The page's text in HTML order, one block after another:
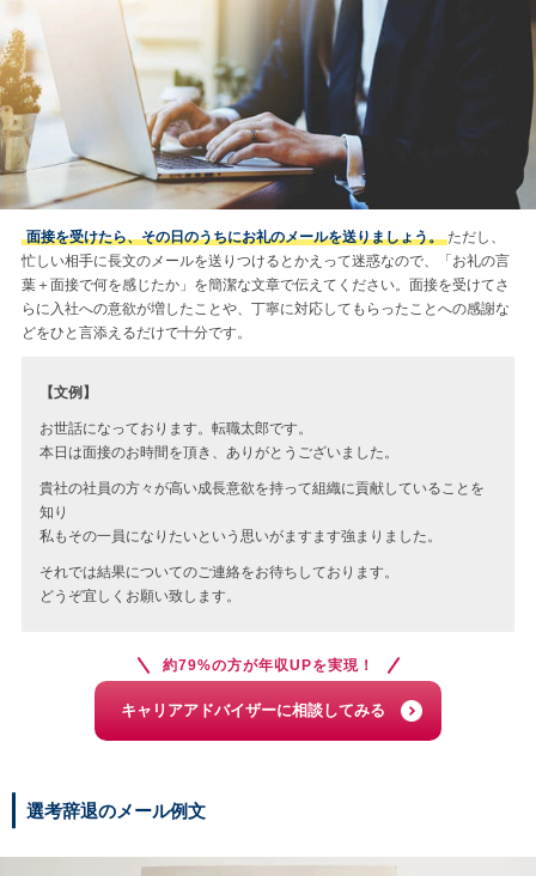
面接を受けたら、その日のうちにお礼のメールを送りましょう。 ただし、
忙しい相手に長文のメールを送りつけるとかえって迷惑なので、「お礼の言
葉＋面接で何を感じたか」を簡潔な文章で伝えてください。面接を受けてさ
らに入社への意欲が増したことや、丁寧に対応してもらったことへの感謝な
どをひと言添えるだけで十分です。
【文例】
お世話になっております。転職太郎です。
本日は面接のお時間を頂き、ありがとうございました。
貴社の社員の方々が高い成長意欲を持って組織に貢献していることを
知り
私もその一員になりたいという思いがますます強まりました。
それでは結果についてのご連絡をお待ちしております。
どうぞ宜しくお願い致します。
約79%の方が年収UPを実現！
キャリアアドバイザーに相談してみる
選考辞退のメール例文